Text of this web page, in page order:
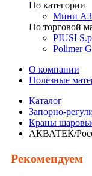
По категории
Мини
По торговой
PIUSI
Polimer
О компании
Полезные
Каталог
Запорно-
Краны
АКВАТЕК/
Рекомендуем